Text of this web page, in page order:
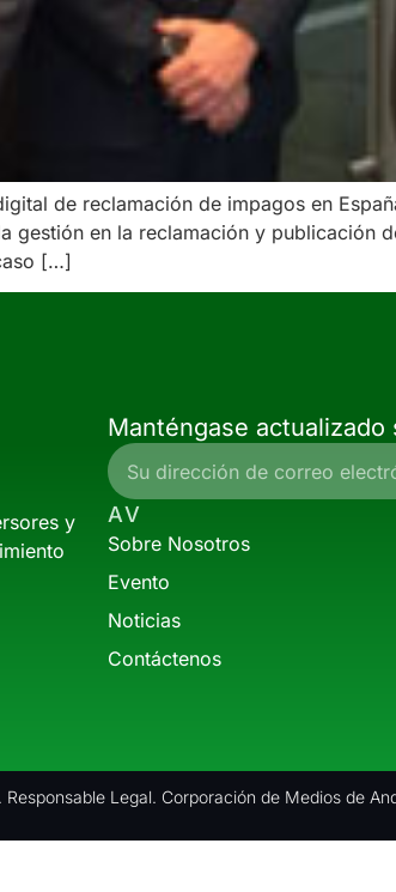
de reclamación de impagos en
gestión en la reclamación y publicación
[…]
y
Manténgase
AV
Sobre Nosotros
Evento
Noticias
Contáctenos
Legal. Corporación de Medios de